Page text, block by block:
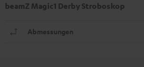
beamZ Magic1 Derby Stroboskop
Abmessungen